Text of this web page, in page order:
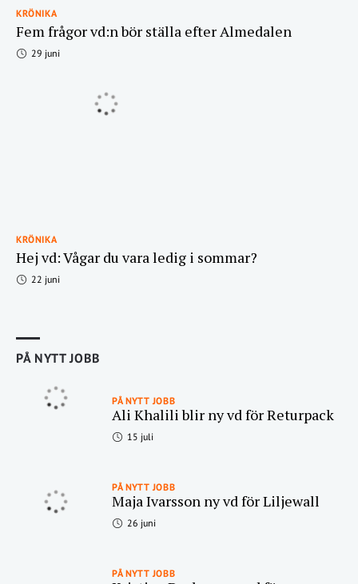
KRÖNIKA
Fem frågor vd:n bör ställa efter Almedalen
29 juni
KRÖNIKA
Hej vd: Vågar du vara ledig i sommar?
22 juni
PÅ NYTT JOBB
PÅ NYTT JOBB
Ali Khalili blir ny vd för Returpack
15 juli
PÅ NYTT JOBB
Maja Ivarsson ny vd för Liljewall
26 juni
PÅ NYTT JOBB